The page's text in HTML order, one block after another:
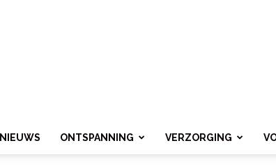
NIEUWS ONTSPANNING VERZORGING